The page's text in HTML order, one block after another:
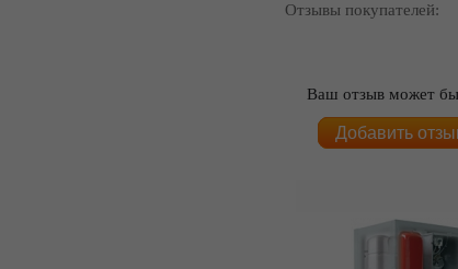
Отзывы покупателей:
Ваш отзыв может
Добавить